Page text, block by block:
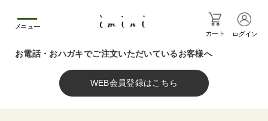
メニュー
カート ログイン
お電話・おハガキでご注文いただいているお客様へ